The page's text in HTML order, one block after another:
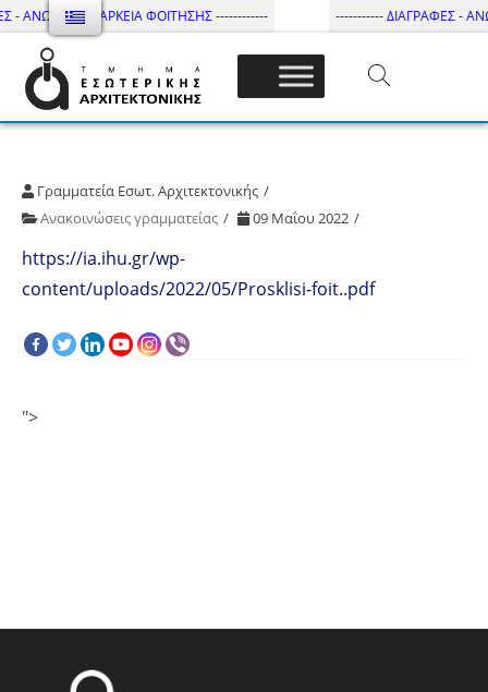
- ΑΝΩΤΑΤΗ ΔΙΑΡΚΕΙΑ ΦΟΙΤΗΣΗΣ ------------ ----------- ΔΙΑΓΡΑΦΕΣ -
Τμήμα Εσωτ. Αρχιτεκτονικής – ΔΙ.ΠΑ.Ε
Γραμματεία Εσωτ. Αρχιτεκτονικής
Ανακοινώσεις γραμματείας
09 Μαΐου 2022
https://ia.ihu.gr/wp-
content/uploads/2022/05/Prosklisi-foit..pdf
">